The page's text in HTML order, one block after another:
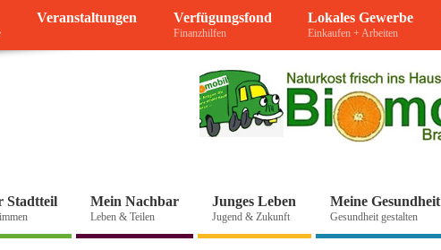
Veranstaltungen Verfügungsfond
Finanzhilfen
Lokales Gewerbe
Einkaufen + Arbeiten
Stadtteil Mein Nachbar
Leben & Teilen
Junges Leben
Jugend & Zukunft
Meine Gesundheit
Gesundheit gestalten